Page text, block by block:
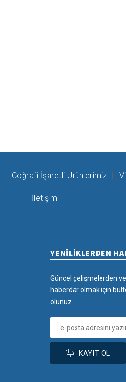
Coğrafi İşaretli Ürünlerimiz
İletişim
YENİLİKLERDEN
Güncel gelişmelerden
haberdar olmak için
olunuz.
KAYIT OL